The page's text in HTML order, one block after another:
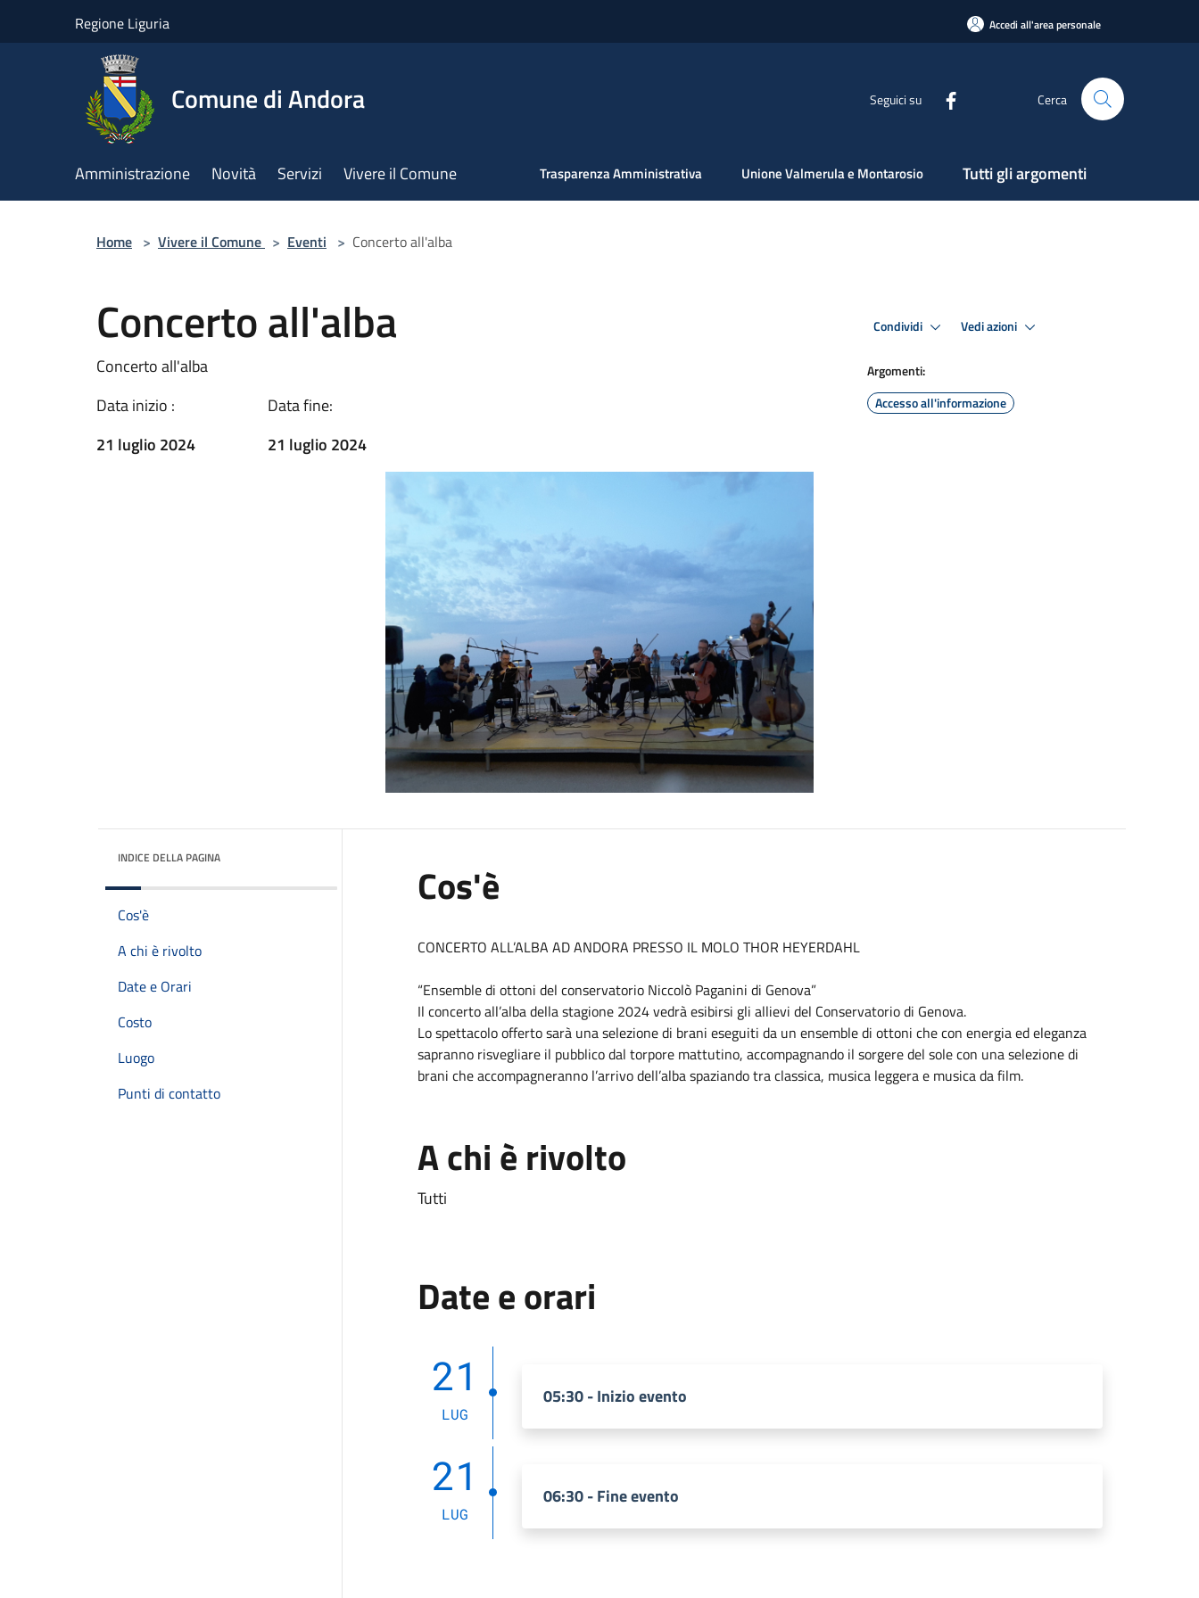
Regione Liguria Accedi all'area personale
Comune di Andora Seguici su Cerca
Amministrazione Novità Servizi Vivere il Comune Trasparenza Amministrativa Unione Valmerula e Montarosio Tutti gli argomenti
Home > Vivere il Comune > Eventi > Concerto all'alba
Concerto all'alba
Concerto all'alba
Data inizio :
21 luglio 2024
Data fine:
21 luglio 2024
Condividi Vedi azioni
Argomenti:
Accesso all'informazione
INDICE DELLA PAGINA
Cos'è
A chi è rivolto
Date e Orari
Costo
Luogo
Punti di contatto
Cos'è
CONCERTO ALL’ALBA AD ANDORA PRESSO IL MOLO THOR HEYERDAHL
“Ensemble di ottoni del conservatorio Niccolò Paganini di Genova”
Il concerto all’alba della stagione 2024 vedrà esibirsi gli allievi del Conservatorio di Genova.
Lo spettacolo offerto sarà una selezione di brani eseguiti da un ensemble di ottoni che con energia ed eleganza
sapranno risvegliare il pubblico dal torpore mattutino, accompagnando il sorgere del sole con una selezione di
brani che accompagneranno l’arrivo dell’alba spaziando tra classica, musica leggera e musica da film.
A chi è rivolto
Tutti
Date e orari
21
LUG
05:30 - Inizio evento
21
LUG
06:30 - Fine evento